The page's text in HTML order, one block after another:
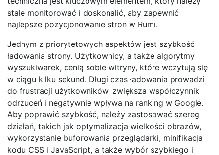
stale monitorować i doskonalić, aby zapewnić
najlepsze pozycjonowanie stron w Rumi.
Jednym z priorytetowych aspektów jest szybkość
ładowania strony. Użytkownicy, a także algorytmy
wyszukiwarek, cenią sobie witryny, które wczytują się
w ciągu kilku sekund. Długi czas ładowania prowadzi
do frustracji użytkowników, zwiększa współczynnik
odrzuceń i negatywnie wpływa na ranking w Google.
Aby poprawić szybkość, należy zastosować szereg
działań, takich jak optymalizacja wielkości obrazów,
wykorzystanie buforowania przeglądarki, minifikacja
kodu CSS i JavaScript, a także wybór szybkiego i